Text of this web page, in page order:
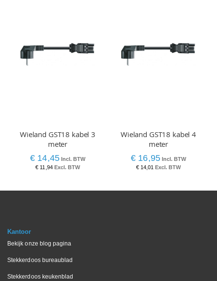
Wieland GST18 kabel 3
meter
€ 14,45
€ 11,94
Wieland GST18 kabel 4
meter
€ 16,95
€ 14,01
Kantoor
Bekijk onze blog pagina
Stekkerdoos bureaublad
Stekkerdoos keukenblad